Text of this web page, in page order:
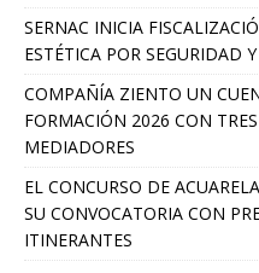
SERNAC INICIA
ESTÉTICA POR SEGURIDAD
COMPAÑÍA ZIENTO UN
FORMACIÓN 2026 CON
MEDIADORES
EL CONCURSO DE
SU CONVOCATORIA CON
ITINERANTES